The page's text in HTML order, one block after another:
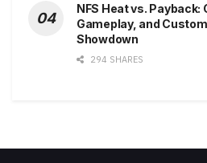
NFS Heat vs. Payback:
Gameplay, and
Showdown
294 SHARES